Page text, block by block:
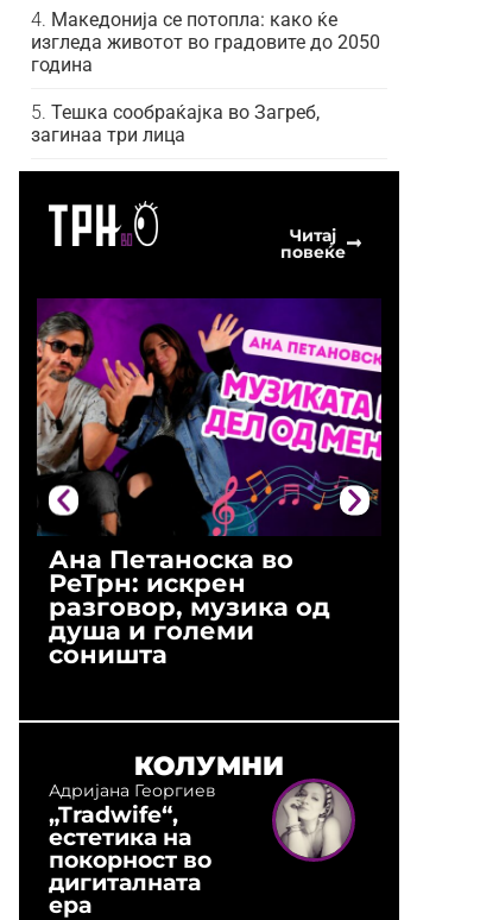
Македонија се потопла: како ќе
изгледа животот во градовите до 2050
година
Тешка сообраќајка во Загреб,
загинаа три лица
Читај
повеќе
Ана Петаноска во
РеТрн: искрен
разговор, музика од
душа и големи
соништа
КОЛУМНИ
Адријана Георгиев
„Tradwife“,
естетика на
покорност во
дигиталната
ера